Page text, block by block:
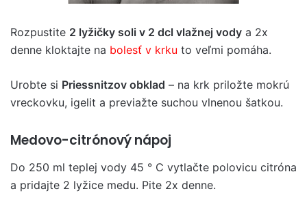
Rozpustite 2 lyžičky soli v 2 dcl vlažnej vody a 2x
denne kloktajte na bolesť v krku to veľmi pomáha.
Urobte si Priessnitzov obklad – na krk priložte mokrú
vreckovku, igelit a previažte suchou vlnenou šatkou.
Medovo-citrónový nápoj
Do 250 ml teplej vody 45 ° C vytlačte polovicu citróna
a pridajte 2 lyžice medu. Pite 2x denne.